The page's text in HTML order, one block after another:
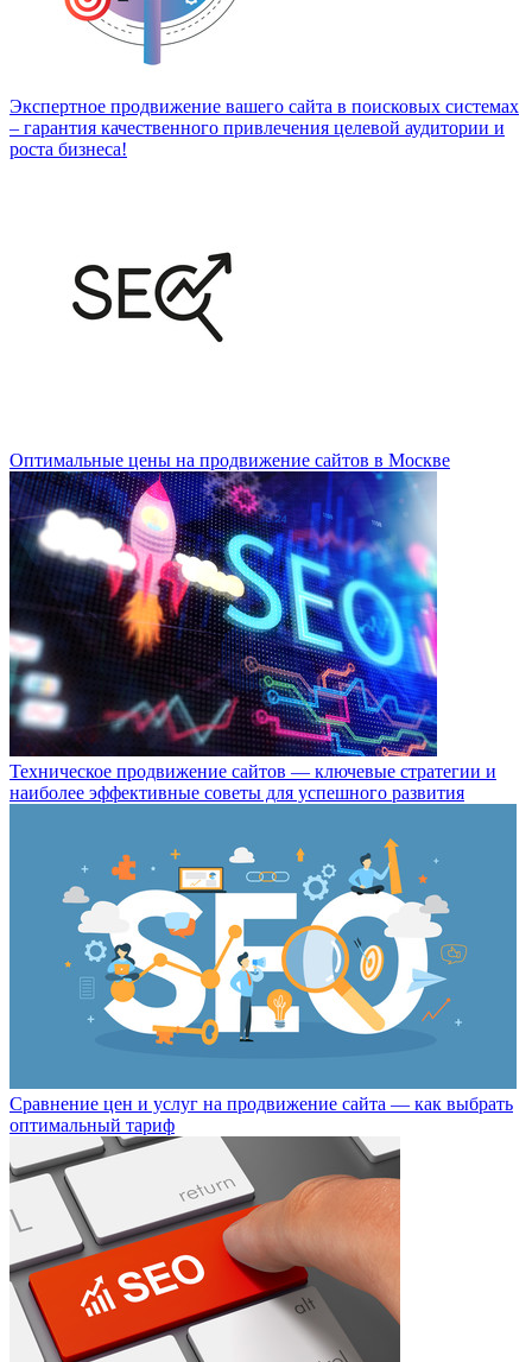
Экспертное продвижение вашего сайта в поисковых системах
– гарантия качественного привлечения целевой аудитории и
роста бизнеса!
Оптимальные цены на продвижение сайтов в Москве
Техническое продвижение сайтов — ключевые стратегии и
наиболее эффективные советы для успешного развития
Сравнение цен и услуг на продвижение сайта — как выбрать
оптимальный тариф